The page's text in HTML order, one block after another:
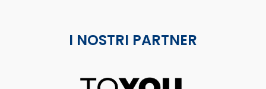
I NOSTRI PARTNER